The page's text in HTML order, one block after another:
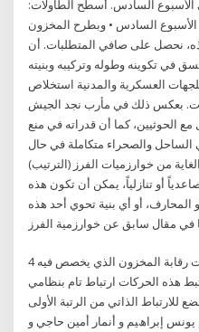
الرابع، و40×4 = 160 في الأسبوع السادس. أسطح الطاولات:
الرابع و40 في الأسبوع السادس • وبطرح المخزون
نحصل على صافي المتطلبات. أن
في تكوينه وطوله وتركيبه وبنيته
العسكرية والمدنية استخلاص
بعكس ذلك في مأرب نجد الجيش
الحوثيين، كما أن قدراته في منع
الساحل والصحراء متكاملة في حال
من خوارزميات الفرز (الترتيب)
أو تنازلياً، يمكن أن تكون هذه
المحارف، أو أي بنية تحوي أحد هذه
في مقال سابق عن خوارزمية الفرز
4 شباط (فبراير) 2017 إلخ وسجلات رقابة المخزون الذي يخصص فيه
هذه الحركات ارتباط تام بنظامي
ﻟﻼرﺗﺒﺎط اﻟﺬاﺗﻲ ﻣﻦ اﻟﺮﺗﺒﺔ اﻷوﻟﻰ
(. )6. أي. : 11. ﺑﺴﺎم ﯾﻮﻧﺲ إﺑﺮاھﯿﻢ و أﻧﻤﺎر أﻣﯿﻦ ﺣﺎﺟﻲ و